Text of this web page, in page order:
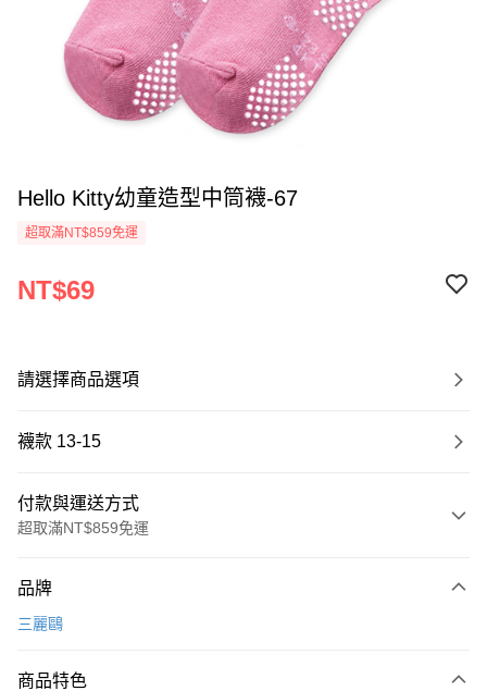
Hello Kitty幼童造型中筒襪-67
超取滿NT$859免運
NT$69
請選擇商品選項
襪款 13-15
付款與運送方式
超取滿NT$859免運
信用卡一次付款
LINE Pay
品牌
三麗鷗
商品特色